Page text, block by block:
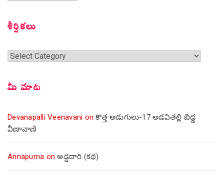
శీర్షికలు
శీర్షికలు
మీ మాట
Devanapalli Veenavani onకొత్త అడుగులు-17 అడవితల్లి బిడ్డ
వీణావాణి
Annapurna onఅడ్డదారి (కథ)